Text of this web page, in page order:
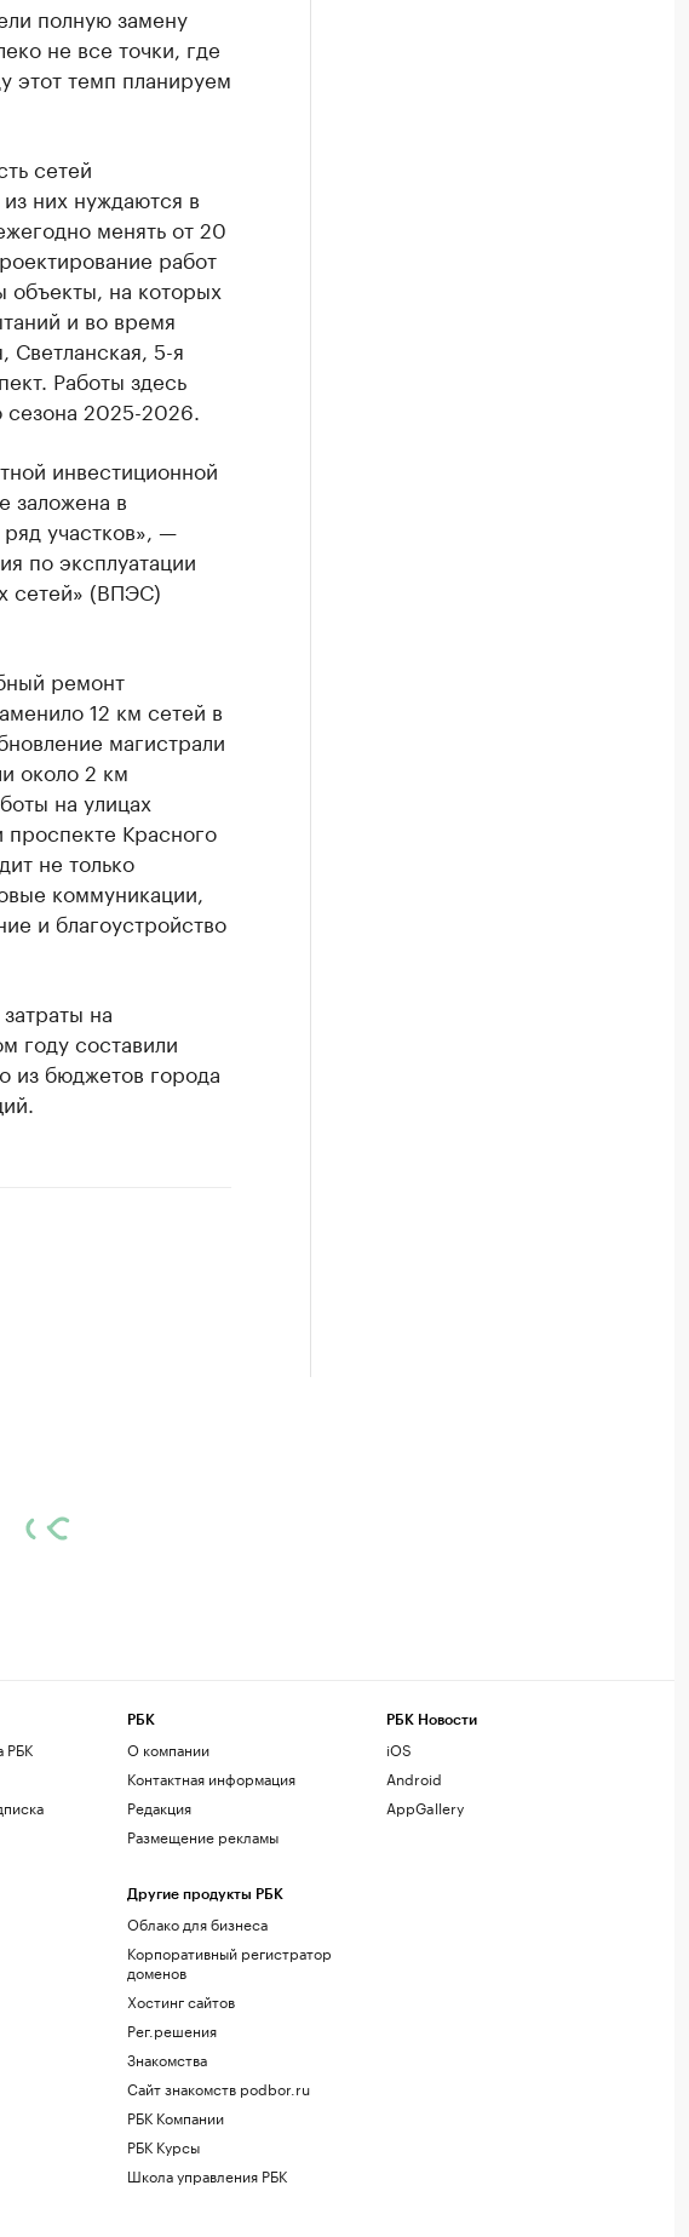
полную замену
не все точки, где
этот темп планируем
сетей
них нуждаются в
менять от 20
работ
на которых
и во время
Светланская, 5-я
Работы здесь
сезона 2025-2026.
инвестиционной
заложена в
участков», —
по эксплуатации
сетей» (ВПЭС)
ремонт
12 км сетей в
магистрали
около 2 км
на улицах
Красного
не только
коммуникации,
и благоустройство
на
году составили
из бюджетов города
РБК
РБК
О компании
Контактная информация
Редакция
Размещение рекламы
Другие продукты РБК
Облако для бизнеса
Корпоративный регистратор
доменов
Хостинг сайтов
Рег.решения
Знакомства
Сайт знакомств podbor.ru
РБК Компании
РБК Курсы
Школа управления РБК
РБК Новости
iOS
Android
AppGallery